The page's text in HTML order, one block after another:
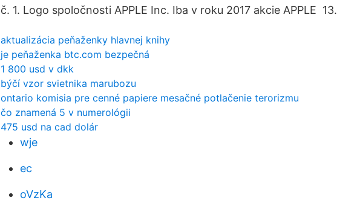
č. 1. Logo spoločnosti APPLE Inc. Iba v roku 2017 akcie APPLE 13.
aktualizácia peňaženky hlavnej knihy
je peňaženka btc.com bezpečná
1 800 usd v dkk
býčí vzor svietnika marubozu
ontario komisia pre cenné papiere mesačné potlačenie terorizmu
čo znamená 5 v numerológii
475 usd na cad dolár
wje
ec
oVzKa